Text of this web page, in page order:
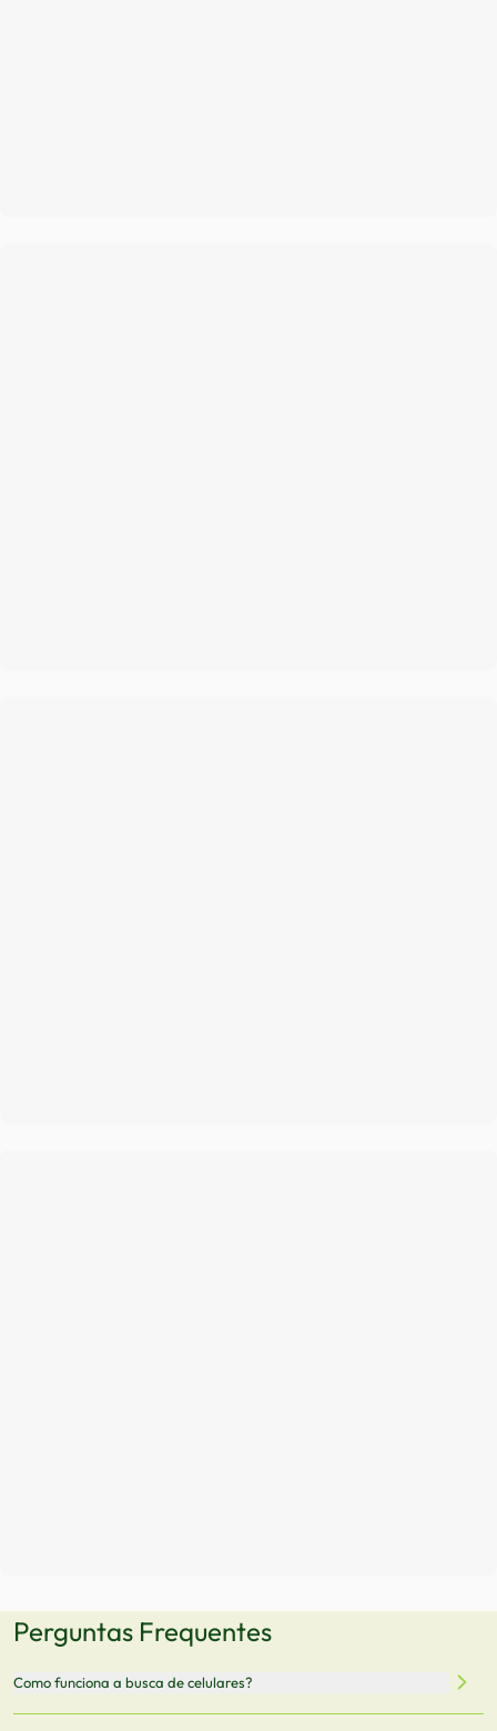
Perguntas Frequentes
Como funciona a busca de celulares?